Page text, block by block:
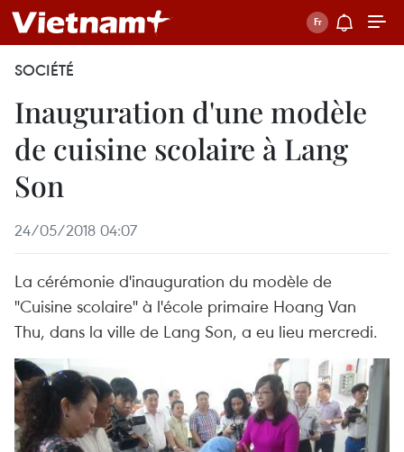
SOCIÉTÉ
Inauguration d'une modèle
de cuisine scolaire à Lang
Son
24/05/2018 04:07
La cérémonie d'inauguration du modèle de
"Cuisine scolaire" à l'école primaire Hoang Van
Thu, dans la ville de Lang Son, a eu lieu mercredi.